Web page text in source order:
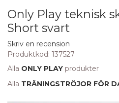
Only Play teknisk
Short svart
Skriv en recension
Produktkod: 137527
Alla ONLY PLAY produkter
Alla TRÄNINGSTRÖJOR FÖR